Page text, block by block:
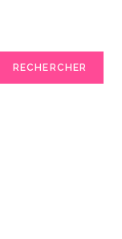
RECHERCHER